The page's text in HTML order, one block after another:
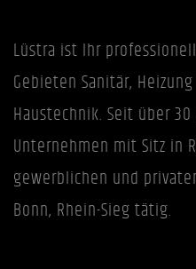
Lüstra ist Ihr
Gebieten Sanitär,
Haustechnik. Seit über 30
Unternehmen mit Sitz in
gewerblichen und
Bonn, Rhein-Sieg tätig.